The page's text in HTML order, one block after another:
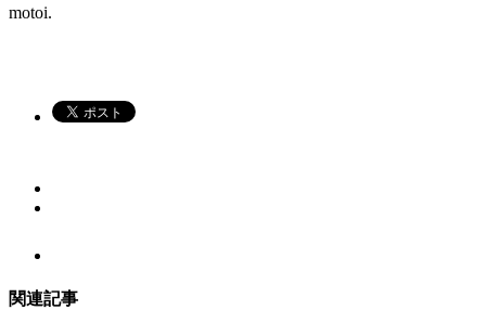
motoi.
関連記事